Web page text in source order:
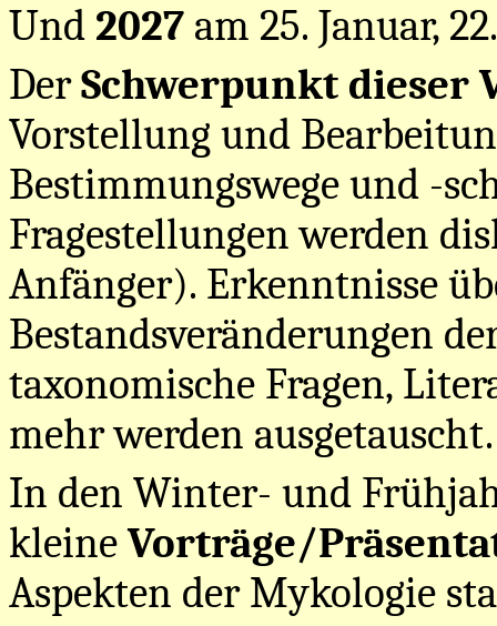
Und 2027 am 25. Januar,
DerSchwerpunkt dieser
Vorstellung und
Bestimmungswege und -
Fragestellungen werden
Anfänger). Erkenntnisse
Bestandsveränderungen
taxonomische Fragen,
mehr werden ausgetauscht.
In den Winter- und
kleineVorträge/
Aspekten der Mykologie